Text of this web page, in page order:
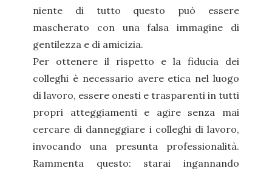
niente di tutto questo può essere
mascherato con una falsa immagine di
gentilezza e di amicizia.
Per ottenere il rispetto e la fiducia dei
colleghi è necessario avere etica nel luogo
di lavoro, essere onesti e trasparenti in tutti
propri atteggiamenti e agire senza mai
cercare di danneggiare i colleghi di lavoro,
invocando una presunta professionalità.
Rammenta questo: starai ingannando